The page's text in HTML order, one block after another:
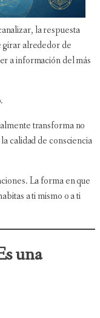
la respuesta
girar alrededor de
a información del más
transforma no
calidad de consciencia
La forma en que
a ti mismo o a ti
una